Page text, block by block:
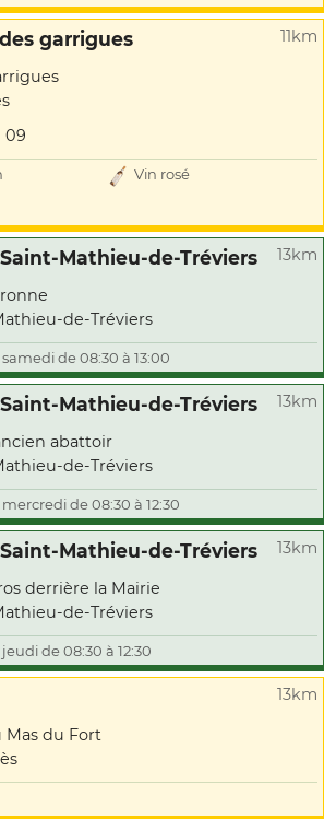
garrigues 11km
09
Vin rosé
Mathieu-de-Tréviers 13km
de-Tréviers
samedi de 08:30 à 13:00
Mathieu-de-Tréviers 13km
abattoir
de-Tréviers
mercredi de 08:30 à 12:30
Mathieu-de-Tréviers 13km
derrière la Mairie
de-Tréviers
jeudi de 08:30 à 12:30
13km
du Fort